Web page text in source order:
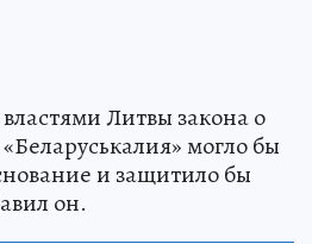
Литвы закона о
могло бы
и защитило бы
он.